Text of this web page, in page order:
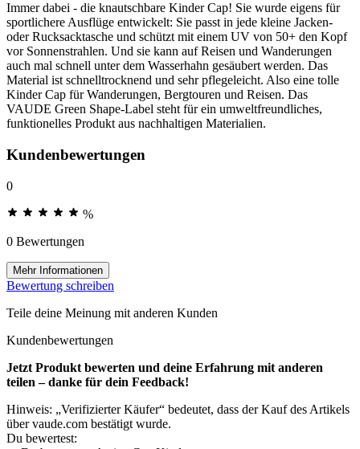
Immer dabei - die knautschbare Kinder Cap! Sie wurde eigens für
sportlichere Ausflüge entwickelt: Sie passt in jede kleine Jacken-
oder Rucksacktasche und schützt mit einem UV von 50+ den Kopf
vor Sonnenstrahlen. Und sie kann auf Reisen und Wanderungen
auch mal schnell unter dem Wasserhahn gesäubert werden. Das
Material ist schnelltrocknend und sehr pflegeleicht. Also eine tolle
Kinder Cap für Wanderungen, Bergtouren und Reisen. Das
VAUDE Green Shape-Label steht für ein umweltfreundliches,
funktionelles Produkt aus nachhaltigen Materialien.
Kundenbewertungen
0
%
0 Bewertungen
Mehr Informationen
Bewertung schreiben
Teile deine Meinung mit anderen Kunden
Kundenbewertungen
Jetzt Produkt bewerten und deine Erfahrung mit anderen
teilen – danke für dein Feedback!
Hinweis: „Verifizierter Käufer“ bedeutet, dass der Kauf des Artikels
über vaude.com bestätigt wurde.
Du bewertest: